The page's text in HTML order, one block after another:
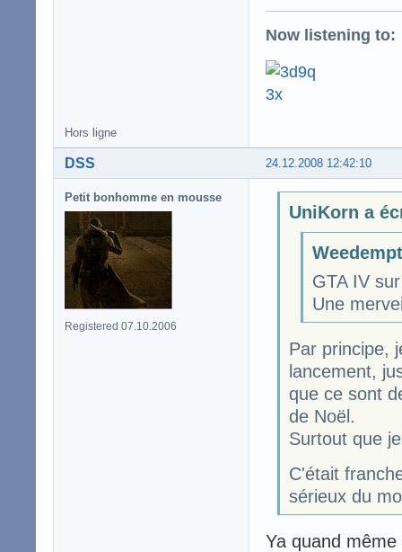
Now listening to:
Hors ligne
24.12.2008 12:42:10
DSS
Petit bonhomme en mousse
Registered 07.10.2006
UniKorn a
GTA IV
Une
Par principe,
lancement,
que ce sont
de Noël.
Surtout que
C'était
sérieux du
Ya quand